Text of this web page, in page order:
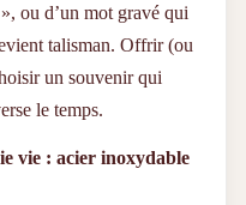
ou d’un mot gravé qui
talisman. Offrir (ou
un souvenir qui
le temps.
vie : acier inoxydable